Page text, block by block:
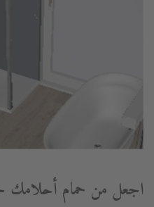
اجعل من حمام أحلامك